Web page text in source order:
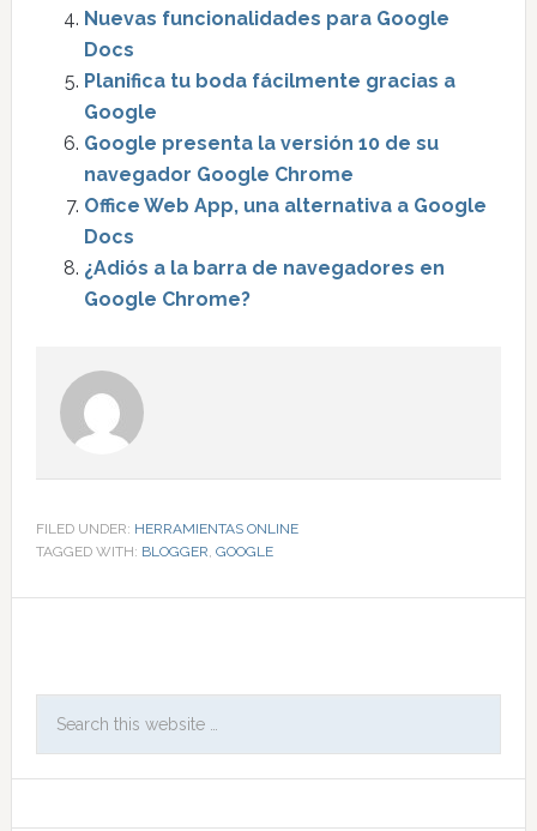
Nuevas funcionalidades para Google
Docs
Planifica tu boda fácilmente gracias a
Google
Google presenta la versión 10 de su
navegador Google Chrome
Office Web App, una alternativa a Google
Docs
¿Adiós a la barra de navegadores en
Google Chrome?
FILED UNDER: HERRAMIENTAS ONLINE
TAGGED WITH: BLOGGER, GOOGLE